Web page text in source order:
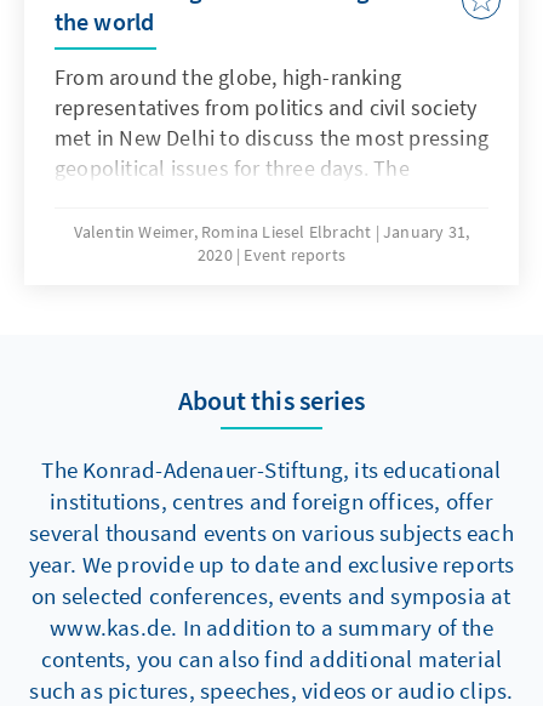
the world
From around the globe, high-ranking
representatives from politics and civil society
met in New Delhi to discuss the most pressing
geopolitical issues for three days. The
politics also became a focal point of the
Raisina Dialogue and sent an important
Adenauer Foundation India amongst others,
on geostrategic issues.
Valentin Weimer, Romina Liesel Elbracht January 31,
2020 Event reports
About this series
The Konrad-Adenauer-Stiftung, its educational
institutions, centres and foreign offices, offer
several thousand events on various subjects each
year. We provide up to date and exclusive reports
on selected conferences, events and symposia at
www.kas.de. In addition to a summary of the
contents, you can also find additional material
such as pictures, speeches, videos or audio clips.